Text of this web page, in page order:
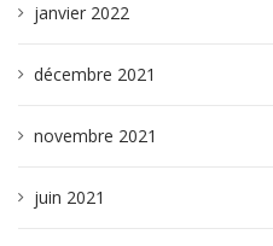
janvier 2022
décembre 2021
novembre 2021
juin 2021